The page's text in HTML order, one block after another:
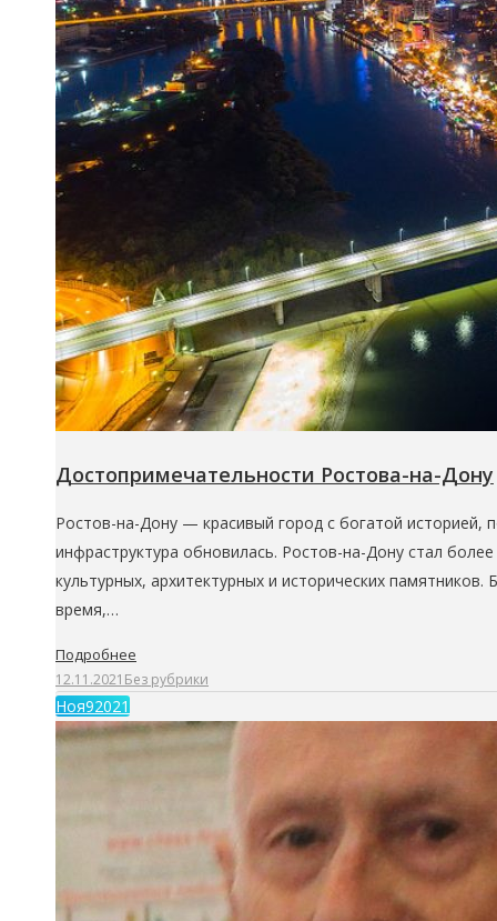
Достопримечательности Ростова-на-Дону
Ростов-на-Дону — красивый город с богатой историей,
инфраструктура обновилась. Ростов-на-Дону стал
культурных, архитектурных и исторических
время,…
Подробнее
12.11.2021 Без рубрики
Ноя92021